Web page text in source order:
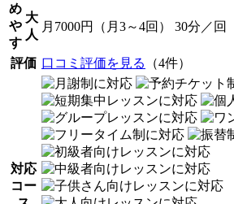
め
や
す
大
人
月7000円（月3～4回） 30分／回
評価 口コミ評価を見る （4件）
対応
コー